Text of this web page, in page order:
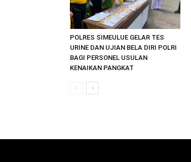
POLRES SIMEULUE GELAR TES
URINE DAN UJIAN BELA DIRI POLRI
BAGI PERSONEL USULAN
KENAIKAN PANGKAT